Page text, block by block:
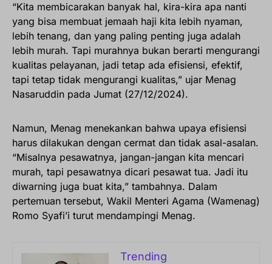
“Kita membicarakan banyak hal, kira-kira apa nanti
yang bisa membuat jemaah haji kita lebih nyaman,
lebih tenang, dan yang paling penting juga adalah
lebih murah. Tapi murahnya bukan berarti mengurangi
kualitas pelayanan, jadi tetap ada efisiensi, efektif,
tapi tetap tidak mengurangi kualitas,” ujar Menag
Nasaruddin pada Jumat (27/12/2024).
Namun, Menag menekankan bahwa upaya efisiensi
harus dilakukan dengan cermat dan tidak asal-asalan.
“Misalnya pesawatnya, jangan-jangan kita mencari
murah, tapi pesawatnya dicari pesawat tua. Jadi itu
diwarning juga buat kita,” tambahnya. Dalam
pertemuan tersebut, Wakil Menteri Agama (Wamenag)
Romo Syafi’i turut mendampingi Menag.
Trending